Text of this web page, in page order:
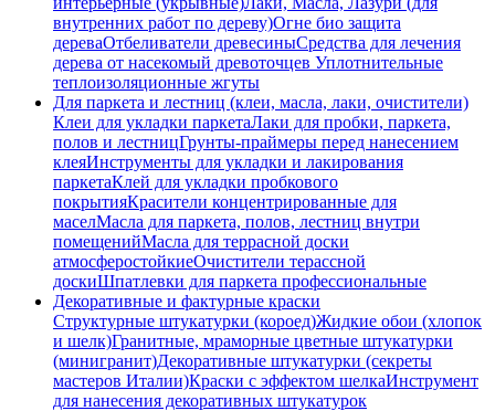
внутренних работ по дереву)Огне био защита
дереваОтбеливатели древесиныСредства для лечения
дерева от насекомый древоточцев Уплотнительные
теплоизоляционные жгуты
Для паркета и лестниц (клеи, масла, лаки, очистители)
Клеи для укладки паркетаЛаки для пробки, паркета,
полов и лестницГрунты-праймеры перед нанесением
клеяИнструменты для укладки и лакирования
паркетаКлей для укладки пробкового
покрытияКрасители концентрированные для
маселМасла для паркета, полов, лестниц внутри
помещенийМасла для террасной доски
атмосферостойкиеОчистители терассной
доскиШпатлевки для паркета профессиональные
Декоративные и фактурные краски
Структурные штукатурки (короед)Жидкие обои (хлопок
и шелк)Гранитные, мраморные цветные штукатурки
(минигранит)Декоративные штукатурки (секреты
мастеров Италии)Краски с эффектом шелкаИнструмент
для нанесения декоративных штукатурок